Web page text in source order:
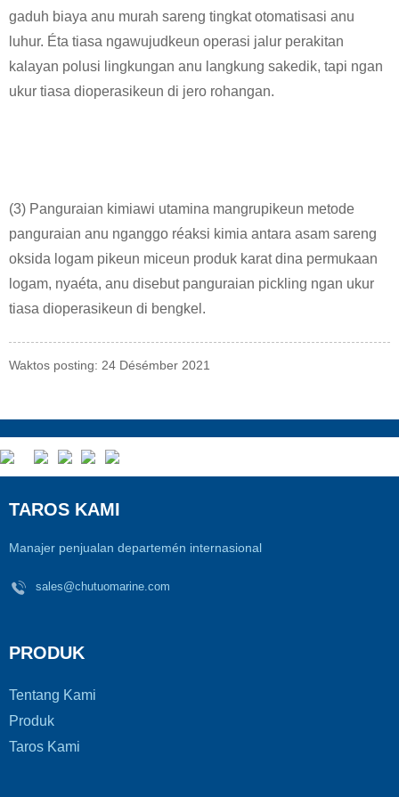
gaduh biaya anu murah sareng tingkat otomatisasi anu
luhur. Éta tiasa ngawujudkeun operasi jalur perakitan
kalayan polusi lingkungan anu langkung sakedik, tapi ngan
ukur tiasa dioperasikeun di jero rohangan.
(3) Panguraian kimiawi utamina mangrupikeun metode
panguraian anu nganggo réaksi kimia antara asam sareng
oksida logam pikeun miceun produk karat dina permukaan
logam, nyaéta, anu disebut panguraian pickling ngan ukur
tiasa dioperasikeun di bengkel.
Waktos posting: 24 Désémber 2021
TAROS KAMI
Manajer penjualan departemén internasional
sales@chutuomarine.com
PRODUK
Tentang Kami
Produk
Taros Kami